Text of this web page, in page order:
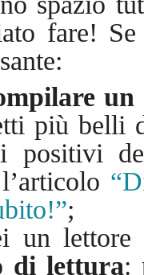
fare!
un
più belli
positivi
;
un
di lettura: